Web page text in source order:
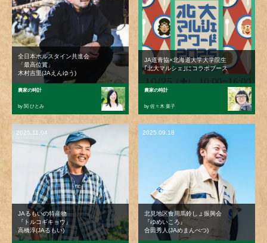
全日本ホルスタイン共進会
「最高位賞」
木村吉里(JAえんゆう)
農家の時計
by 関 ひとみ
JA道青協×北海道大学大学院生
｢北大マルシェ｣にコラボブース
農家の時計
by 佐々木 葉子
2025.11.04
JAるもいの特産物
『トルコギキョウ』
高橋淳(JAるもい)
2025.09.18
北見地区食用馬鈴しょ振興会
『ゆめいころ』
合田秀人(JAめまんべつ)